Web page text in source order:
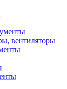
вентиляторы